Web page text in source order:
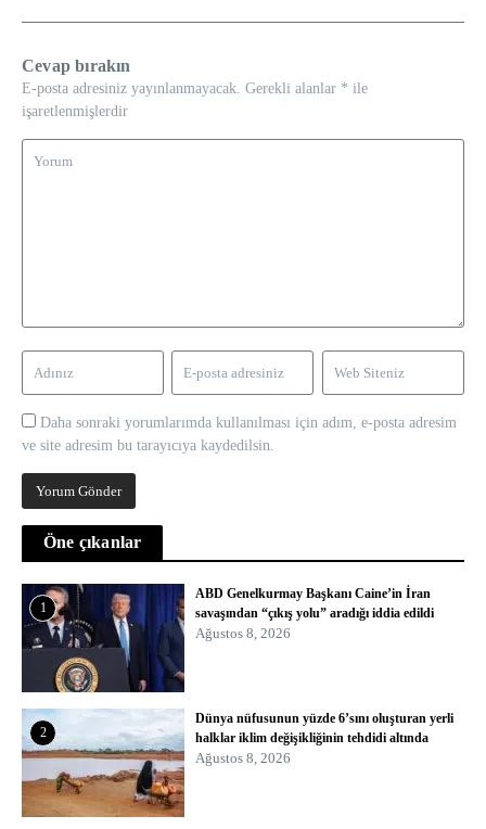
Cevap bırakın
E-posta adresiniz yayınlanmayacak. Gerekli alanlar * ile
işaretlenmişlerdir
Daha sonraki yorumlarımda kullanılması için adım, e-posta adresim
ve site adresim bu tarayıcıya kaydedilsin.
Öne çıkanlar
1
ABD Genelkurmay Başkanı Caine’in İran
savaşından “çıkış yolu” aradığı iddia edildi
Ağustos 8, 2026
2
Dünya nüfusunun yüzde 6’sını oluşturan yerli
halklar iklim değişikliğinin tehdidi altında
Ağustos 8, 2026